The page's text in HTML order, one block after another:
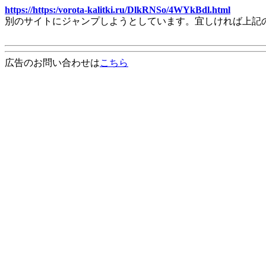
https://https:/vorota-kalitki.ru/DlkRNSo/4WYkBdl.html
別のサイトにジャンプしようとしています。宜しければ上
広告のお問い合わせはこちら